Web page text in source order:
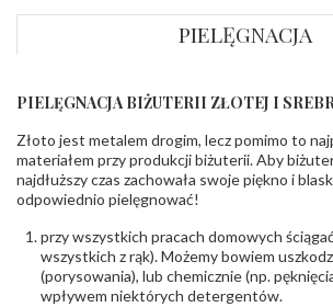
KAMIENIE
Rodzaje
kamieni:
Liczba kamieni:
Szlif kamieni:
(łącznie)
INNE PARAMETRY
PIELĘGNACJA
PIELĘGNACJA BIŻUTERII ZŁOTEJ I
Złoto jest metalem drogim, lecz pomimo to
materiałem przy produkcji biżuterii. Aby
najdłuższy czas zachowała swoje piękno i
odpowiednio pielęgnować!
przy wszystkich pracach domowych
wszystkich z rąk). Możemy bowiem
(porysowania), lub chemicznie (np.
wpływem niektórych detergentów.